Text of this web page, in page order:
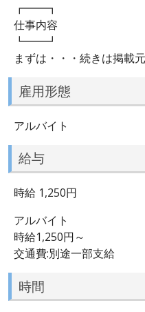
┏━━┓
仕事内容
┗━━┛
まずは・・・続きは掲載
雇用形態
アルバイト
給与
時給 1,250円
アルバイト
時給1,250円～
交通費:別途一部支給
時間